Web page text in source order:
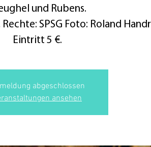
und Rubens.
SPSG Foto: Roland
Eintritt 5 €.
abgeschlossen
ansehen